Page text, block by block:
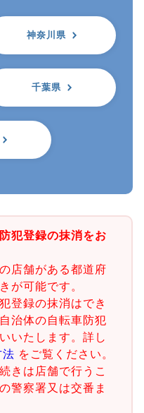
神奈川県
千葉県
犯登録の抹消をお
店舗がある都道府
が可能です。
登録の抹消はでき
治体の自転車防犯
いたします。詳し
法 をご覧ください。
きは店舗で行うこ
警察署又は交番ま